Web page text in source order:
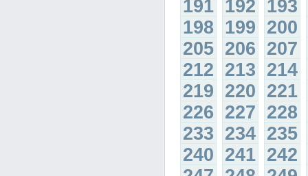
191 192 193
198 199 200
205 206 207
212 213 214
219 220 221
226 227 228
233 234 235
240 241 242